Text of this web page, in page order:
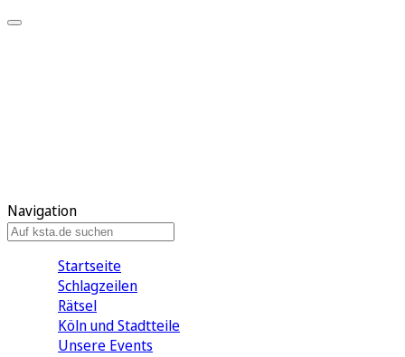
Navigation
Startseite
Schlagzeilen
Rätsel
Köln und Stadtteile
Unsere Events